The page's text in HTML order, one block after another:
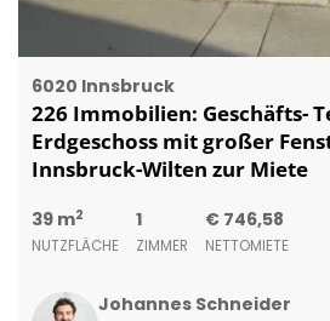
6020 Innsbruck
226 Immobilien: Geschäfts-
Erdgeschoss mit großer
Innsbruck-Wilten zur Miete
39 m2
NUTZFLÄCHE
1
ZIMMER
€ 746,58
NETTOMIETE
Johannes Schneider